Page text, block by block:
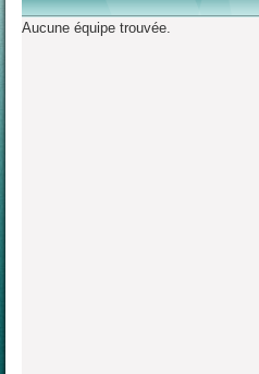
Aucune équipe trouvée.